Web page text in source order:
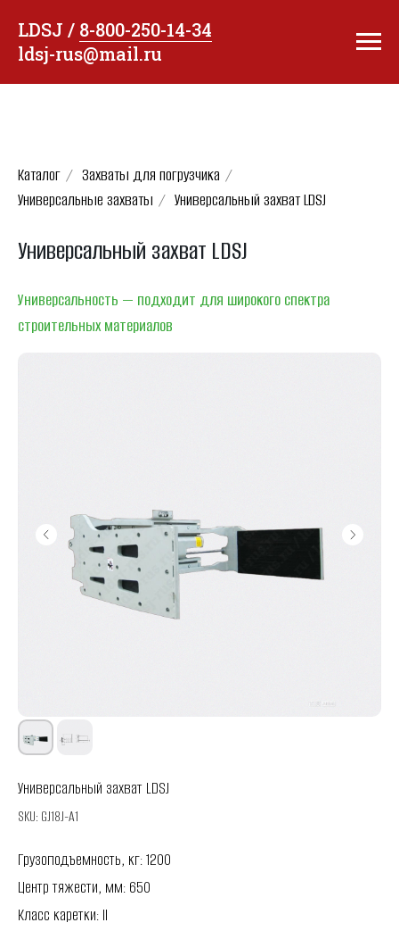
LDSJ / 8-800-250-14-34
ldsj-rus@mail.ru
Каталог / Захваты для погрузчика /
Универсальные захваты / Универсальный захват LDSJ
Универсальный захват LDSJ
Универсальность — подходит для широкого спектра
строительных материалов
Универсальный захват LDSJ
SKU: GJ18J-A1
Грузоподъемность, кг: 1200
Центр тяжести, мм: 650
Класс каретки: II